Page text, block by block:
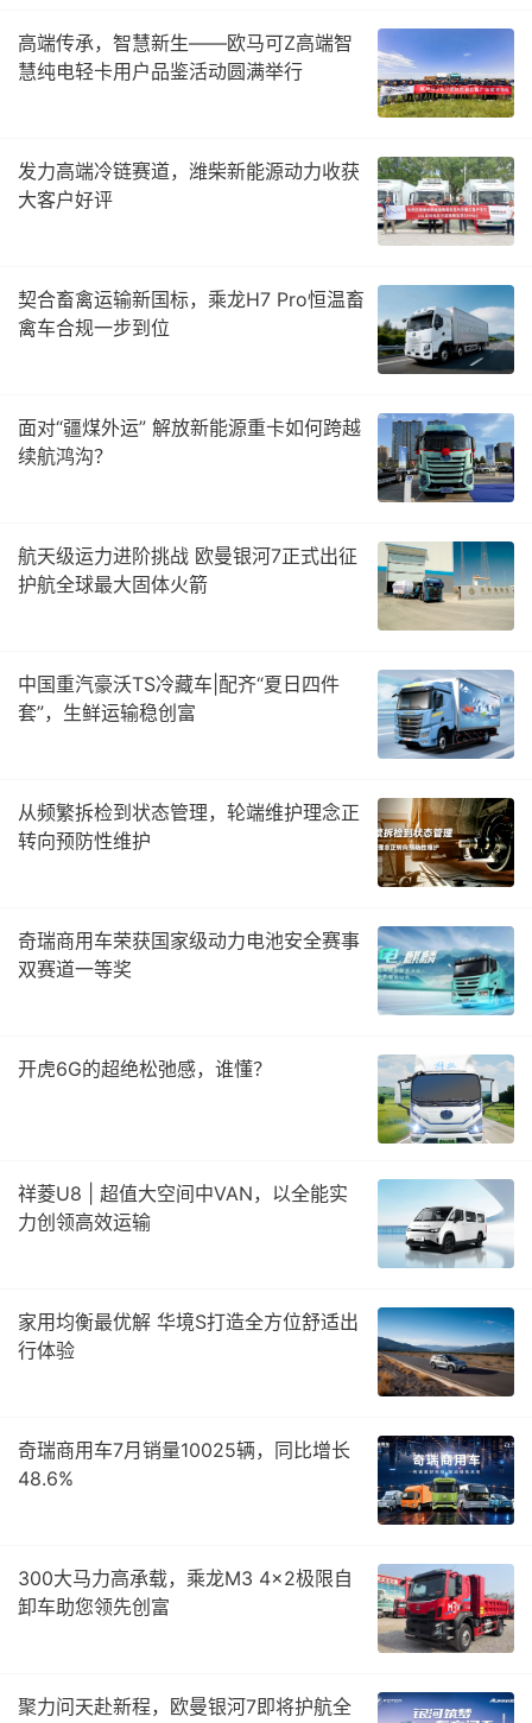
高端传承，智慧新生——欧马可Z高端智
慧纯电轻卡用户品鉴活动圆满举行
发力高端冷链赛道，潍柴新能源动力收获
大客户好评
契合畜禽运输新国标，乘龙H7 Pro恒温畜
禽车合规一步到位
面对“疆煤外运” 解放新能源重卡如何跨越
续航鸿沟？
航天级运力进阶挑战 欧曼银河7正式出征
护航全球最大固体火箭
中国重汽豪沃TS冷藏车|配齐“夏日四件
套”，生鲜运输稳创富
从频繁拆检到状态管理，轮端维护理念正
转向预防性维护
奇瑞商用车荣获国家级动力电池安全赛事
双赛道一等奖
开虎6G的超绝松弛感，谁懂？
祥菱U8 | 超值大空间中VAN，以全能实
力创领高效运输
家用均衡最优解 华境S打造全方位舒适出
行体验
奇瑞商用车7月销量10025辆，同比增长
48.6%
300大马力高承载，乘龙M3 4×2极限自
卸车助您领先创富
聚力问天赴新程，欧曼银河7即将护航全